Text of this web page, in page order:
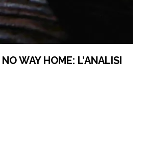
WAY HOME: L’ANALISI